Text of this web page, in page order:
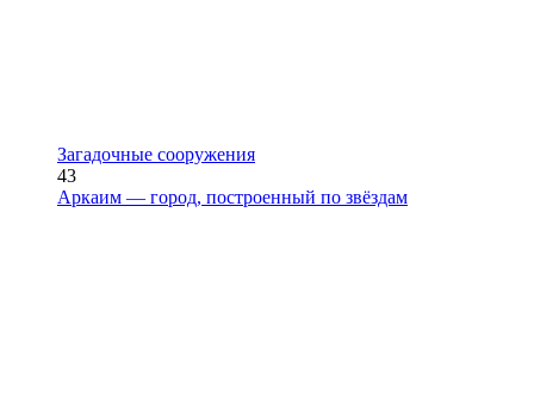
Загадочные сооружения
43
Аркаим — город, построенный по звёздам